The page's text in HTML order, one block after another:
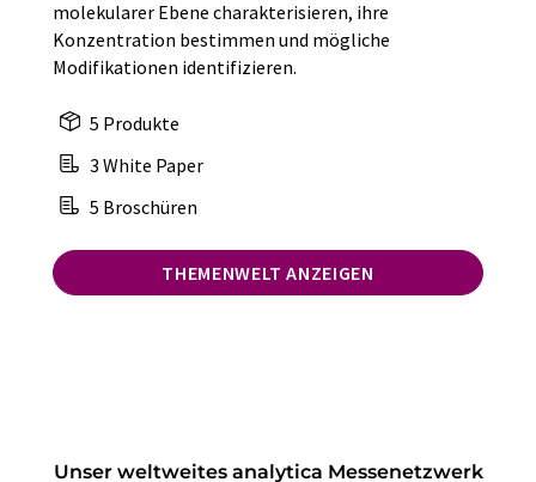
molekularer Ebene charakterisieren, ihre
Konzentration bestimmen und mögliche
Modifikationen identifizieren.
5 Produkte
3 White Paper
5 Broschüren
THEMENWELT ANZEIGEN
Unser weltweites analytica Messenetzwerk